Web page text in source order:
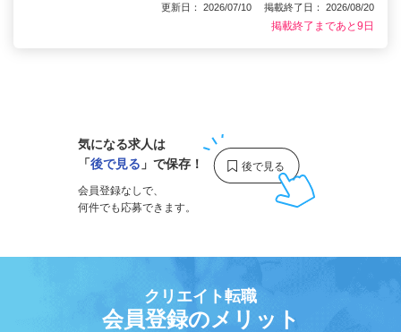
更新日： 2026/07/10 掲載終了日： 2026/08/20
掲載終了まであと9日
気になる求人は
「後で見る 」で保存！
会員登録なしで、
何件でも応募できます。
クリエイト転職
会員登録のメリット